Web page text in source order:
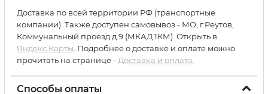
Доставка по всей территории РФ (транспортные
компании). Также доступен самовывоз - МО, г.Реутов,
Коммунальный проезд д.9 (МКАД 1КМ). Открыть в
Яндекс.Карты . Подробнее о доставке и оплате можно
прочитать на странице - Доставка и оплата.
Способы оплаты